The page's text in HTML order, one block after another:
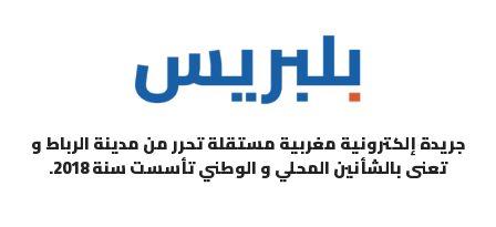
جريدة إلكترونية مغربية مستقلة تحرر من مدينة الرباط و
تعنى بالشأنين المحلي و الوطني تأسست سنة 2018.